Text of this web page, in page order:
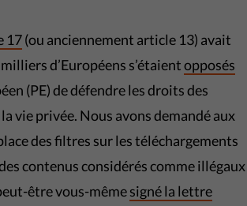
17(ou anciennement article 13) avait
d’Européens s’étaientopposés
(PE) de défendre les droits des
vie privée. Nous avons demandé aux
des filtres sur les téléchargements
contenus considérés comme illégaux
être vous-mêmesigné la lettre